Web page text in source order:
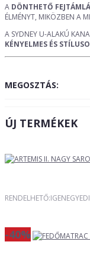
A DÖNTHETŐ
ÉLMÉNYT, MIKÖZBEN A
A SYDNEY U-ALAKÚ
KÉNYELMES ÉS
MEGOSZTÁS:
ÚJ TERMÉKEK
-40%